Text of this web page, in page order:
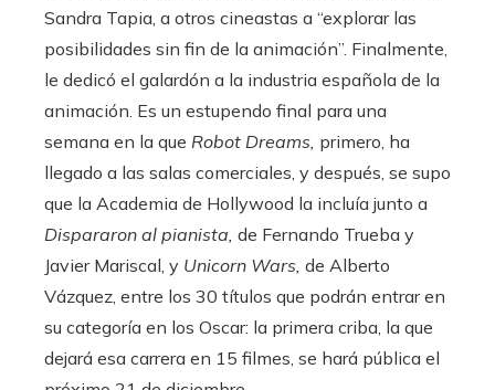
Sandra Tapia, a otros cineastas a “explorar las
posibilidades sin fin de la animación”. Finalmente,
le dedicó el galardón a la industria española de la
animación. Es un estupendo final para una
semana en la que Robot Dreams, primero, ha
llegado a las salas comerciales, y después, se supo
que la Academia de Hollywood la incluía junto a
Dispararon al pianista, de Fernando Trueba y
Javier Mariscal, y Unicorn Wars, de Alberto
Vázquez, entre los 30 títulos que podrán entrar en
su categoría en los Oscar: la primera criba, la que
dejará esa carrera en 15 filmes, se hará pública el